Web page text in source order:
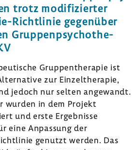
trotz modi­fi­zierter
​Richtlinie gegen­über
Grup­pen­psy­cho­the­
Grup­pen­the­rapie ist
zur Einzel­the­rapie,
jedoch nur selten ange­wandt.
wurden in dem Projekt
und erste Ergeb­nisse
eine Anpas­sung der
genutzt werden. Das